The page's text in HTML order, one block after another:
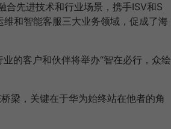
合先进技术和行业场景，携手ISV和S
和智能客服三大业务领域，促成了海
的客户和伙伴将举办“智在必行，众绘
梁，关键在于华为始终站在他者的角